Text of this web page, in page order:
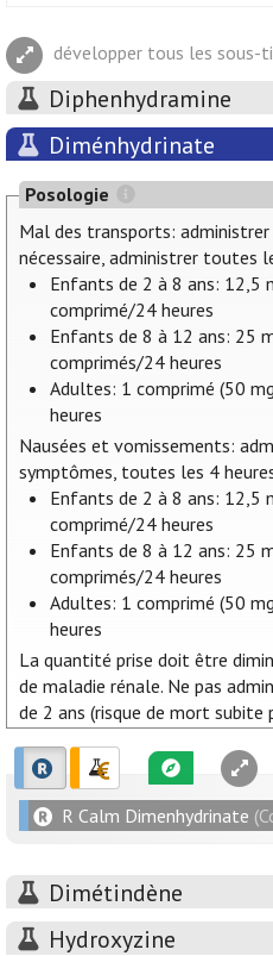
développer tous les sous-
Diphenhydramine
Diménhydrinate
Posologie
Mal des transports:
nécessaire, administrer toutes
Enfants de 2 à 8 ans: 12,5
comprimé/24 heures
Enfants de 8 à 12 ans: 25
comprimés/24 heures
Adultes: 1 comprimé (50
heures
Nausées et vomissements:
symptômes, toutes les 4
Enfants de 2 à 8 ans: 12,5
comprimé/24 heures
Enfants de 8 à 12 ans: 25
comprimés/24 heures
Adultes: 1 comprimé (50
heures
La quantité prise doit être
de maladie rénale. Ne pas
de 2 ans (risque de mort subite
R Calm Dimenhydrinate
Dimétindène
Hydroxyzine